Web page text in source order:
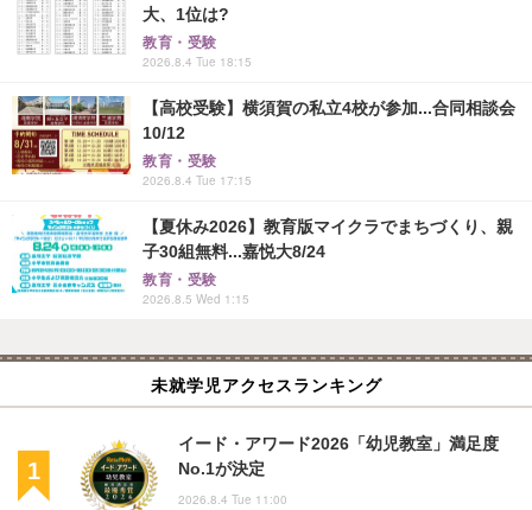
大、1位は?
教育・受験
2026.8.4 Tue 18:15
【高校受験】横須賀の私立4校が参加...合同相談会
10/12
教育・受験
2026.8.4 Tue 17:15
【夏休み2026】教育版マイクラでまちづくり、親
子30組無料...嘉悦大8/24
教育・受験
2026.8.5 Wed 1:15
未就学児アクセスランキング
イード・アワード2026「幼児教室」満足度
No.1が決定
2026.8.4 Tue 11:00